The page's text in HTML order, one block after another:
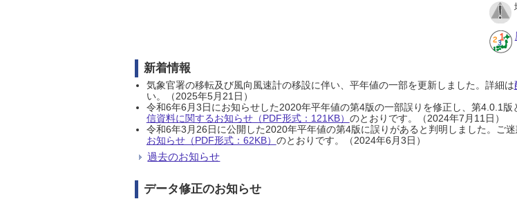
新着情報
気象官署の移転及び風向風速計の移設に伴い、平年値の一部を更新しました。詳細は
い。（2025年5月21日）
令和6年6月3日にお知らせした2020年平年値の第4版の一部誤りを修正し、第4.0.1
信資料に関するお知らせ（PDF形式：121KB） のとおりです。（2024年7月11日）
令和6年3月26日に公開した2020年平年値の第4版に誤りがあると判明しました。ご
お知らせ（PDF形式：62KB） のとおりです。（2024年6月3日）
過去のお知らせ
データ修正のお知らせ